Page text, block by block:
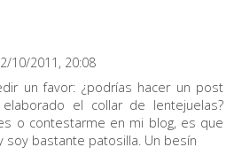
10/2011, 20:08
un favor: ¿podrías hacer un post
el collar de lentejuelas?
o contestarme en mi blog, es que
soy bastante patosilla. Un besín